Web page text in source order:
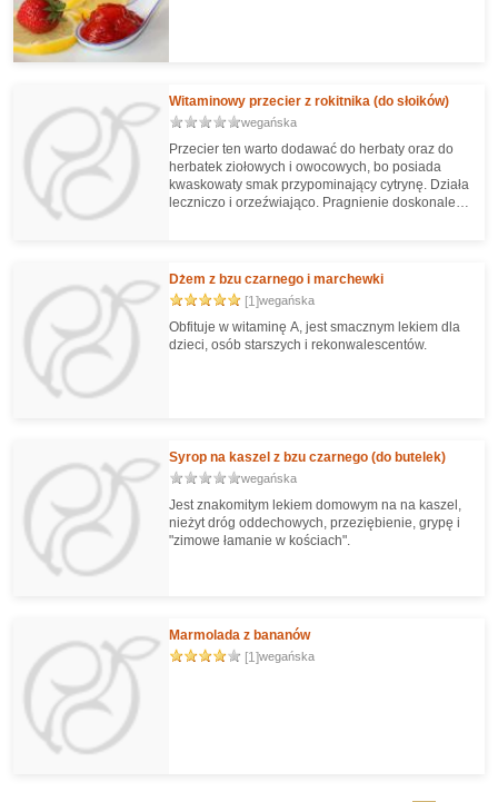
Witaminowy przecier z rokitnika (do słoików)
wegańska
Przecier ten warto dodawać do herbaty oraz do
herbatek ziołowych i owocowych, bo posiada
kwaskowaty smak przypominający cytrynę. Działa
leczniczo i orzeźwiająco. Pragnienie doskonale
Dżem z bzu czarnego i marchewki
[1]wegańska
Obfituje w witaminę A, jest smacznym lekiem dla
dzieci, osób starszych i rekonwalescentów.
Syrop na kaszel z bzu czarnego (do butelek)
wegańska
Jest znakomitym lekiem domowym na na kaszel,
nieżyt dróg oddechowych, przeziębienie, grypę i
"zimowe łamanie w kościach".
Marmolada z bananów
[1]wegańska